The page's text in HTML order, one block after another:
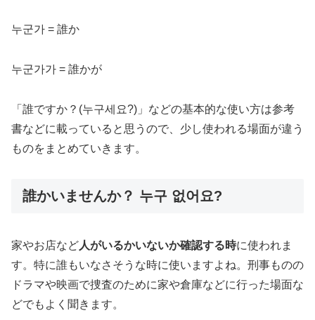
누군가 = 誰か
누군가가 = 誰かが
「誰ですか？(누구세요?)」などの基本的な使い方は参考
書などに載っていると思うので、少し使われる場面が違う
ものをまとめていきます。
誰かいませんか？ 누구 없어요?
家やお店など人がいるかいないか確認する時に使われま
す。特に誰もいなさそうな時に使いますよね。刑事ものの
ドラマや映画で捜査のために家や倉庫などに行った場面な
どでもよく聞きます。